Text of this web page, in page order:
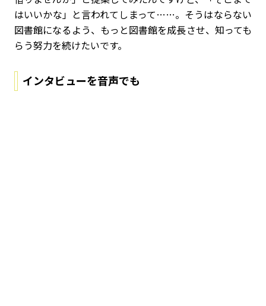
はいいかな」と言われてしまって……。そうはならない
図書館になるよう、もっと図書館を成長させ、知っても
らう努力を続けたいです。
インタビューを音声でも